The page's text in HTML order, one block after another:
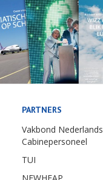
PARTNERS
Vakbond Nederlands
Cabinepersoneel
TUI
NEWHEAP